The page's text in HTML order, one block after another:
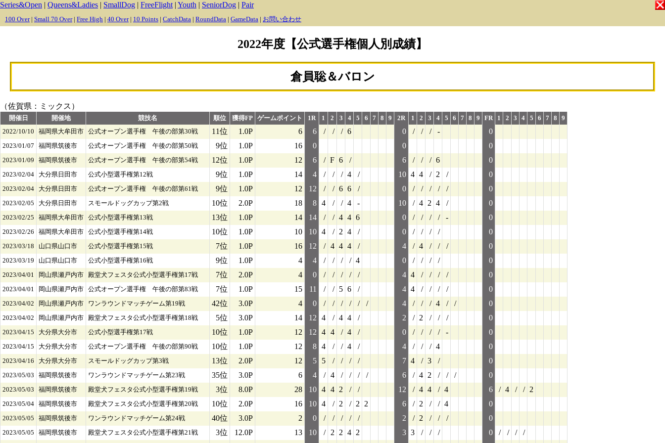
Series&Open | Queens&Ladies | SmallDog | FreeFlight | Youth | SeniorDog | Pair
100 Over| Small 70 Over| Free High | 40 Over| 10 Points | CatchData | RoundData | GameData | お問い合わせ
2022年度【公式選手権個人別成績】
倉員聡＆バロン
（佐賀県：ミックス）
開催日 開催地 競技名 順位 獲得FP ゲームポイント 1R 1 2 3 4 5 6 7 8 9 2R 1 2 3 4 5 6 7 8 9 FR 1 2 3 4 5 6 7 8
9
2022/10/10
福岡県大牟田市 公式オープン選手権 午後の部第30戦 11位 1.0P 6 6 / / / 6 0 / / / - 0
2023/01/07 福岡県筑後市 公式オープン選手権 午後の部第50戦 9位 1.0P 16 0 0 0
2023/01/09 福岡県筑後市 公式オープン選手権 午後の部第54戦 12位 1.0P 12 6 / F 6 / 6 / / / 6 0
2023/02/04 大分県日田市 公式小型選手権第12戦 9位 1.0P 14 4 / / / 4 / 10 4 4 / 2 / 0
2023/02/04 大分県日田市 公式オープン選手権 午後の部第61戦 9位 1.0P 12 12 / / 6 6 / 0 / / / / / 0
2023/02/05 大分県日田市 スモールドッグカップ第2戦 10位 2.0P 18 8 4 / / 4 - 10 / 4 2 4 / 0
2023/02/25 福岡県大牟田市 公式小型選手権第13戦 13位 1.0P 14 14 / / 4 4 6 0 / / / / - 0
2023/02/26 福岡県大牟田市 公式小型選手権第14戦 10位 1.0P 10 10 4 / 2 4 / 0 / / / / 0
2023/03/18 山口県山口市 公式小型選手権第15戦 7位 1.0P 16 12 / 4 4 4 / 4 / 4 / / / 0
2023/03/19 山口県山口市 公式小型選手権第16戦 9位 1.0P 4 4 / / / / 4 0 / / / / 0
2023/04/01 岡山県瀬戸内市 殿堂犬フェスタ公式小型選手権第17戦 7位 2.0P 4 0 / / / / / 4 4 / / / / 0
2023/04/01 岡山県瀬戸内市 公式オープン選手権 午後の部第83戦 7位 1.0P 15 11 / / 5 6 / 4 4 / / / / 0
2023/04/02 岡山県瀬戸内市 ワンラウンドマッチゲーム第19戦 42位 3.0P 4 0 / / / / / / 4 / / / 4 / / 0
2023/04/02 岡山県瀬戸内市 殿堂犬フェスタ公式小型選手権第18戦 5位 3.0P 14 12 4 / 4 4 / 2 / 2 / / / 0
2023/04/15 大分県大分市 公式小型選手権第17戦 10位 1.0P 12 12 4 4 / 4 / 0 / / / / - 0
2023/04/15 大分県大分市 公式オープン選手権 午後の部第90戦 10位 1.0P 12 8 4 / / 4 / 4 / / / 4 0
2023/04/16 大分県大分市 スモールドッグカップ第3戦 13位 2.0P 12 5 5 / / / / 7 4 / 3 / 0
2023/05/03 福岡県筑後市 ワンラウンドマッチゲーム第23戦 35位 3.0P 6 4 / 4 / / / / 6 / 4 2 / / / 0
2023/05/03 福岡県筑後市 殿堂犬フェスタ公式小型選手権第19戦 3位 8.0P 28 10 4 4 2 / / 12 / 4 4 / 4 6 / 4 / / 2
2023/05/04 福岡県筑後市 殿堂犬フェスタ公式小型選手権第20戦 10位 2.0P 16 10 4 / 2 / 2 2 6 / 2 / / 4 0
2023/05/05 福岡県筑後市 ワンラウンドマッチゲーム第24戦 40位 3.0P 2 0 / / / / / 2 / 2 / / / 0
2023/05/05 福岡県筑後市 殿堂犬フェスタ公式小型選手権第21戦 3位 12.0P 13 10 / 2 2 4 2 3 3 / / / 0 / / /
/